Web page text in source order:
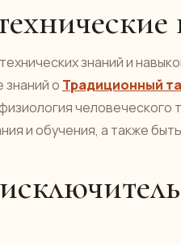
знаний и
знаний о Традиционный
и обучения, а также